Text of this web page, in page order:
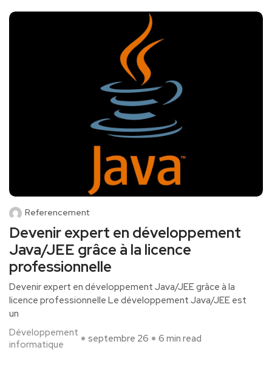
Referencement
Devenir expert en développement
Java/JEE grâce à la licence
professionnelle
Devenir expert‌ en développement Java/JEE grâce à⁣ la
licence professionnelle Le développement Java/JEE est
un
Développement
informatique
septembre 26 6 min read